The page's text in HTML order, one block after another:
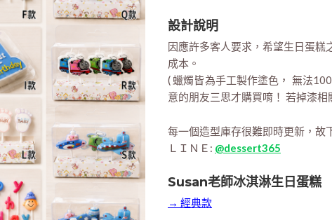
設計說明
因應許多客人要求，希望生日蛋糕
成本。
( 蠟燭皆為手工製作塗色， 無法
意的朋友三思才購買唷！ 若掉漆
每一個造型庫存很難即時更新，故
ＬＩＮＥ: @dessert365
Susan老師冰淇淋生日蛋糕
→ 經典款